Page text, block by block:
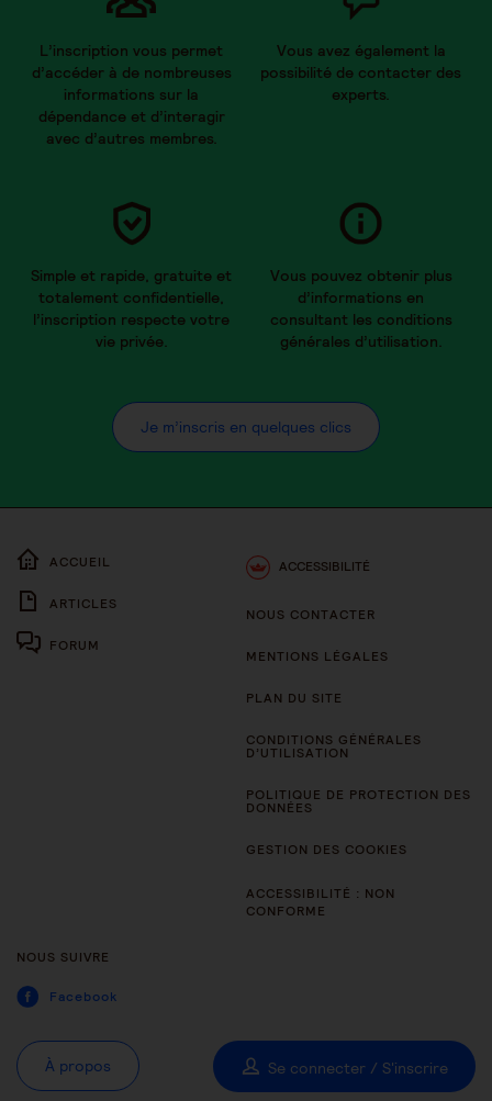
L’inscription vous permet
d’accéder à de nombreuses
informations sur la
dépendance et d’interagir
avec d’autres membres.
Vous avez également la
possibilité de contacter des
experts.
Simple et rapide, gratuite et
totalement confidentielle,
l’inscription respecte votre
vie privée.
Vous pouvez obtenir plus
d’informations en
consultant les conditions
générales d’utilisation.
Je m’inscris en quelques clics
ACCUEIL
ARTICLES
FORUM
ACCESSIBILITÉ
NOUS CONTACTER
MENTIONS LÉGALES
PLAN DU SITE
CONDITIONS GÉNÉRALES
D’UTILISATION
POLITIQUE DE PROTECTION DES
DONNÉES
GESTION DES COOKIES
ACCESSIBILITÉ : NON
CONFORME
NOUS SUIVRE
Facebook
À propos Se connecter / S'inscrire